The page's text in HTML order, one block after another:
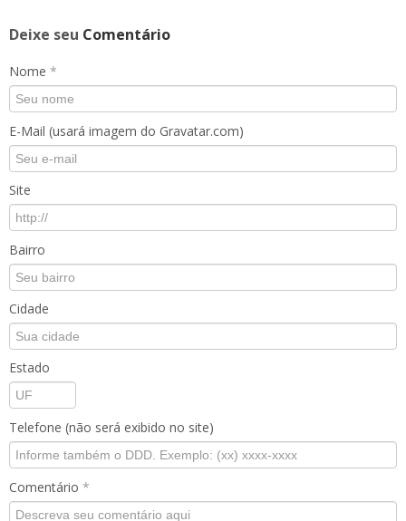
Deixe seu Comentário
Nome *
E-Mail (usará imagem do Gravatar.com)
Site
Bairro
Cidade
Estado
Telefone (não será exibido no site)
Comentário *